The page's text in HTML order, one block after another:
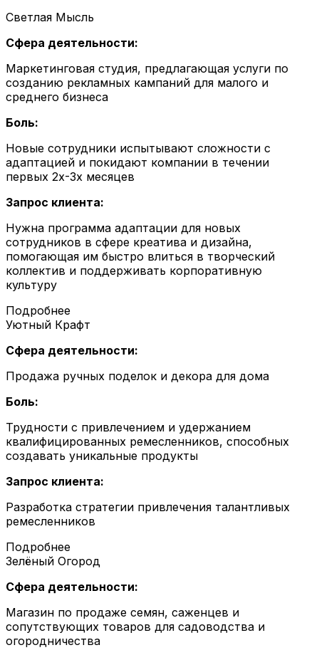
Светлая Мысль
Сфера деятельности:
Маркетинговая студия, предлагающая услуги по
созданию рекламных кампаний для малого и
среднего бизнеса
Боль:
Новые сотрудники испытывают сложности с
адаптацией и покидают компании в течении
первых 2х-3х месяцев
Запрос клиента:
Нужна программа адаптации для новых
сотрудников в сфере креатива и дизайна,
помогающая им быстро влиться в творческий
коллектив и поддерживать корпоративную
культуру
Подробнее
Уютный Крафт
Сфера деятельности:
Продажа ручных поделок и декора для дома
Боль:
Трудности с привлечением и удержанием
квалифицированных ремесленников, способных
создавать уникальные продукты
Запрос клиента:
Разработка стратегии привлечения талантливых
ремесленников
Подробнее
Зелёный Огород
Сфера деятельности:
Магазин по продаже семян, саженцев и
сопутствующих товаров для садоводства и
огородничества